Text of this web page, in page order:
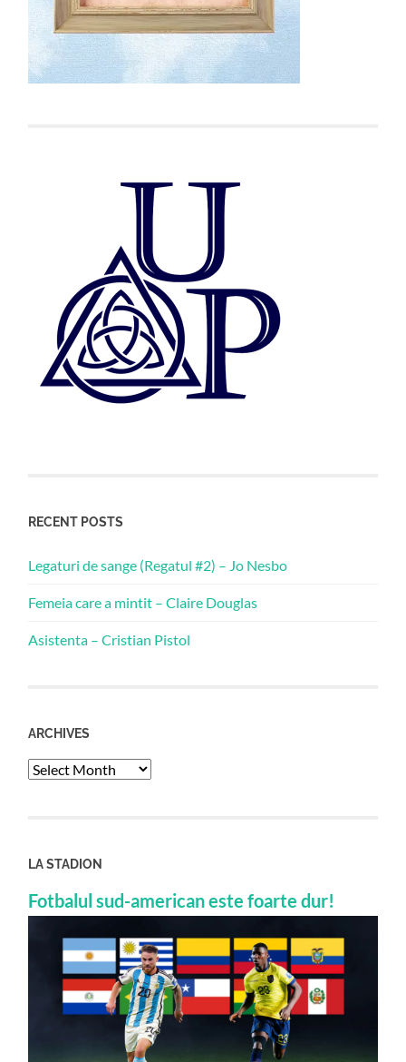
RECENT POSTS
Legaturi de sange (Regatul #2) – Jo Nesbo
Femeia care a mintit – Claire Douglas
Asistenta – Cristian Pistol
ARCHIVES
Archives
LA STADION
Fotbalul sud-american este foarte dur!